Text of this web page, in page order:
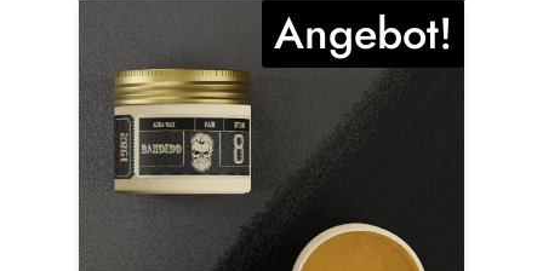
Angebot!